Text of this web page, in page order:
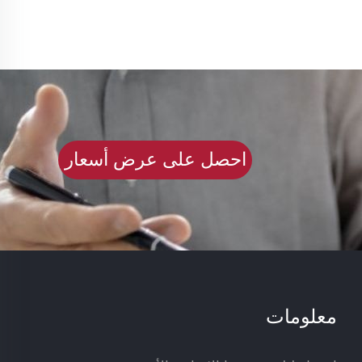
احصل على عرض أسعار
معلومات